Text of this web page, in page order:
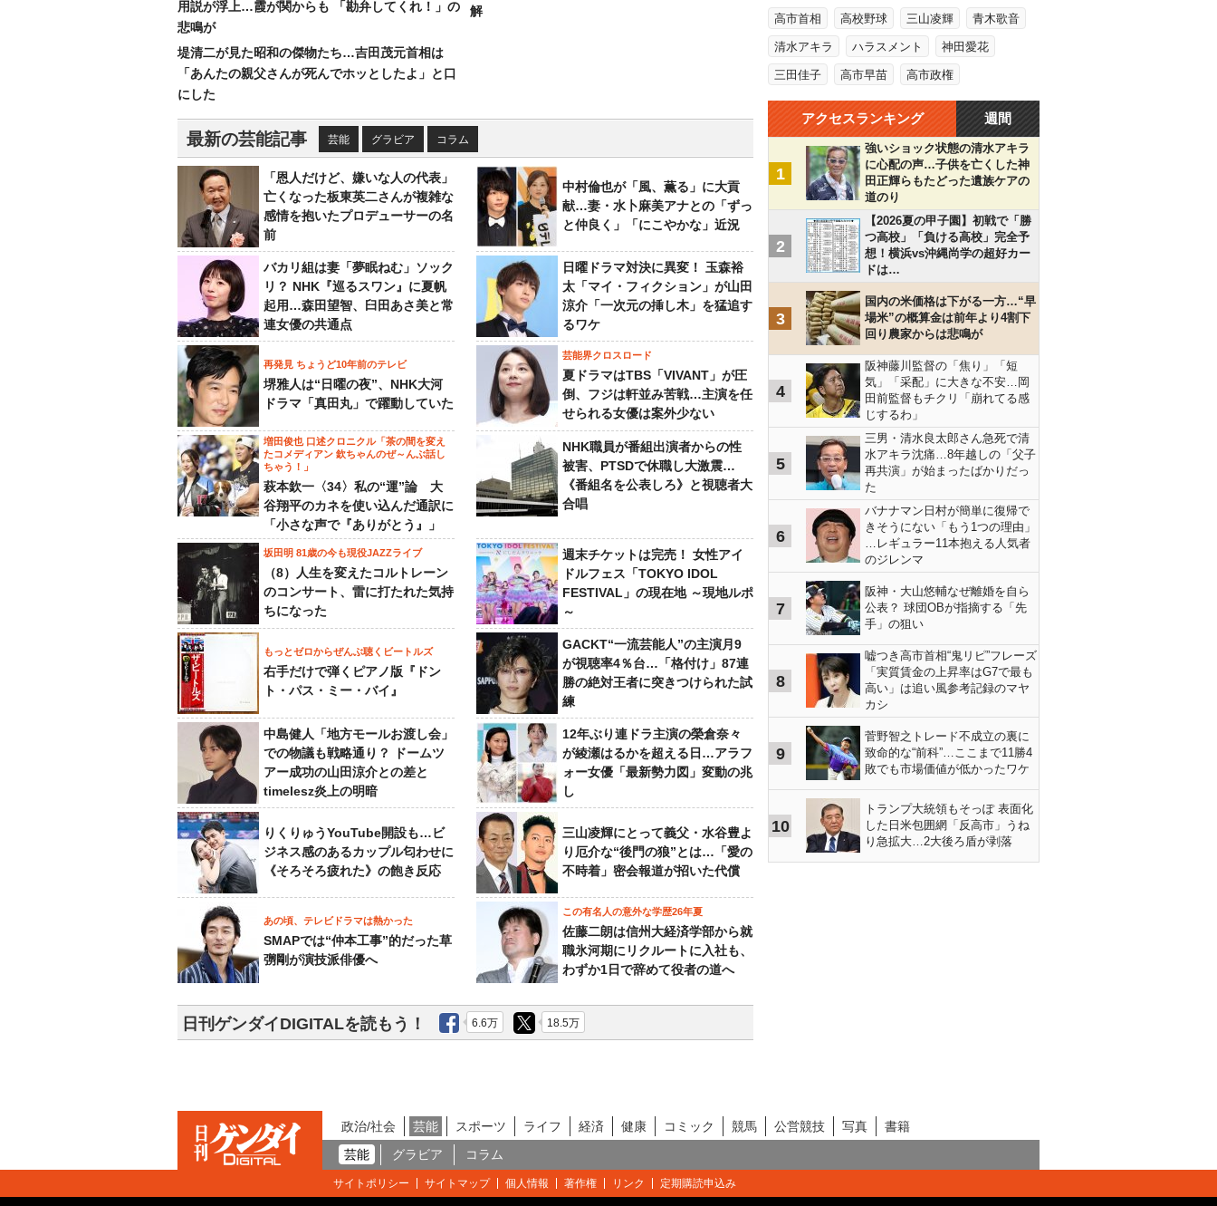
用説が浮上…霞が関からも 「勘弁してくれ！」の
悲鳴が
堤清二が見た昭和の傑物たち…吉田茂元首相は
「あんたの親父さんが死んでホッとしたよ」と口
にした
解
最新の芸能記事 芸能 グラビア コラム
「恩人だけど、嫌いな人の代表」
亡くなった板東英二さんが複雑な
感情を抱いたプロデューサーの名
前
中村倫也が「風、薫る」に大貢
献…妻・水卜麻美アナとの「ずっ
と仲良く」「にこやかな」近況
バカリ組は妻「夢眠ねむ」ソック
リ？ NHK『巡るスワン』に夏帆
起用…森田望智、臼田あさ美と常
連女優の共通点
日曜ドラマ対決に異変！ 玉森裕
太「マイ・フィクション」が山田
涼介「一次元の挿し木」を猛追す
るワケ
再発見 ちょうど10年前のテレビ
堺雅人は“日曜の夜”、NHK大河
ドラマ「真田丸」で躍動していた
芸能界クロスロード
夏ドラマはTBS「VIVANT」が圧
倒、フジは軒並み苦戦…主演を任
せられる女優は案外少ない
増田俊也 口述クロニクル「茶の間を変え
たコメディアン 欽ちゃんのぜ～んぶ話し
ちゃう！」
萩本欽一〈34〉私の“運”論 大
谷翔平のカネを使い込んだ通訳に
「小さな声で『ありがとう』」
NHK職員が番組出演者からの性
被害、PTSDで休職し大激震…
《番組名を公表しろ》と視聴者大
合唱
坂田明 81歳の今も現役JAZZライブ
（8）人生を変えたコルトレーン
のコンサート、雷に打たれた気持
ちになった
週末チケットは完売！ 女性アイ
ドルフェス「TOKYO IDOL
FESTIVAL」の現在地 ～現地ルポ
～
もっとゼロからぜんぶ聴くビートルズ
右手だけで弾くピアノ版『ドン
ト・パス・ミー・バイ』
GACKT“一流芸能人”の主演月9
が視聴率4％台…「格付け」87連
勝の絶対王者に突きつけられた試
練
中島健人「地方モールお渡し会」
での物議も戦略通り？ ドームツ
アー成功の山田涼介との差と
timelesz炎上の明暗
12年ぶり連ドラ主演の榮倉奈々
が綾瀬はるかを超える日…アラフ
ォー女優「最新勢力図」変動の兆
し
りくりゅうYouTube開設も…ビ
ジネス感のあるカップル匂わせに
《そろそろ疲れた》の飽き反応
三山凌輝にとって義父・水谷豊よ
り厄介な“後門の狼”とは…「愛の
不時着」密会報道が招いた代償
あの頃、テレビドラマは熱かった
SMAPでは“仲本工事”的だった草
彅剛が演技派俳優へ
この有名人の意外な学歴26年夏
佐藤二朗は信州大経済学部から就
職氷河期にリクルートに入社も、
わずか1日で辞めて役者の道へ
日刊ゲンダイDIGITALを読もう！ 6.6万 18.5万
高市首相 高校野球 三山凌輝 青木歌音
清水アキラ ハラスメント 神田愛花
三田佳子 高市早苗 高市政権
アクセスランキング 週間
1
強いショック状態の清水アキラ
に心配の声…子供を亡くした神
田正輝らもたどった遺族ケアの
道のり
2
【2026夏の甲子園】初戦で「勝
つ高校」「負ける高校」完全予
想！横浜vs沖縄尚学の超好カー
ドは…
3
国内の米価格は下がる一方…“早
場米”の概算金は前年より4割下
回り農家からは悲鳴が
4
阪神藤川監督の「焦り」「短
気」「采配」に大きな不安…岡
田前監督もチクリ「崩れてる感
じするわ」
5
三男・清水良太郎さん急死で清
水アキラ沈痛…8年越しの「父子
再共演」が始まったばかりだっ
た
6
バナナマン日村が簡単に復帰で
きそうにない「もう1つの理由」
…レギュラー11本抱える人気者
のジレンマ
7
阪神・大山悠輔なぜ離婚を自ら
公表？ 球団OBが指摘する「先
手」の狙い
8
嘘つき高市首相“鬼リピ”フレーズ
「実質賃金の上昇率はG7で最も
高い」は追い風参考記録のマヤ
カシ
9
菅野智之トレード不成立の裏に
致命的な“前科”…ここまで11勝4
敗でも市場価値が低かったワケ
10
トランプ大統領もそっぽ 表面化
した日米包囲網「反高市」うね
り急拡大…2大後ろ盾が剥落
政治/社会 芸能 スポーツ ライフ 経済 健康 コミック 競馬 公営競技 写真
書籍
芸能
グラビア コラム
サイトポリシー サイトマップ 個人情報 著作権 リンク 定期購読申込み